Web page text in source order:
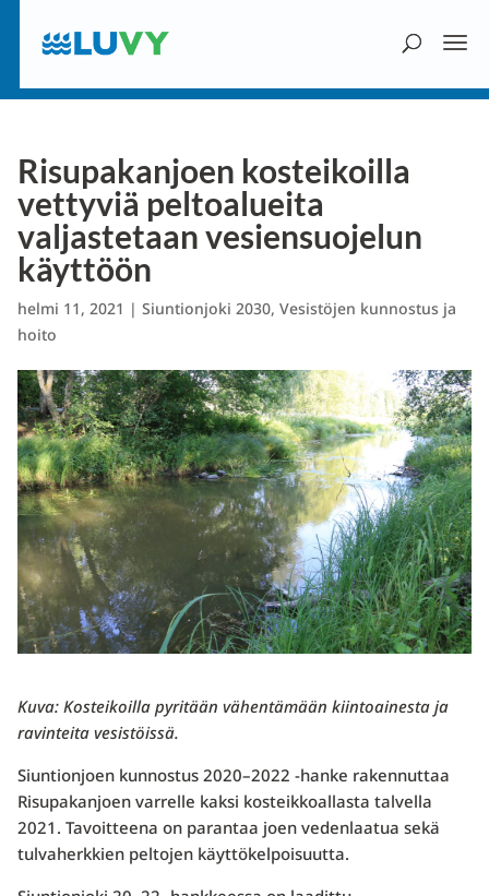
Risupakanjoen kosteikoilla
vettyviä peltoalueita
valjastetaan vesiensuojelun
käyttöön
helmi 11, 2021 | Siuntionjoki 2030, Vesistöjen kunnostus ja
hoito
Kuva: Kosteikoilla pyritään vähentämään kiintoainesta ja
ravinteita vesistöissä.
Siuntionjoen kunnostus 2020–2022 -hanke rakennuttaa
Risupakanjoen varrelle kaksi kosteikkoallasta talvella
2021. Tavoitteena on parantaa joen vedenlaatua sekä
tulvaherkkien peltojen käyttökelpoisuutta.